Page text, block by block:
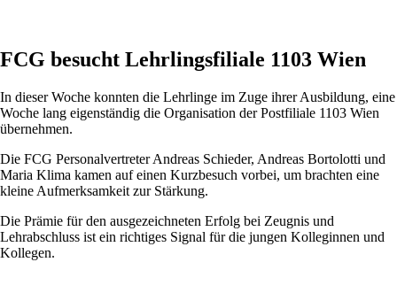
FCG besucht Lehrlingsfiliale 1103 Wien
In dieser Woche konnten die Lehrlinge im Zuge ihrer Ausbildung, eine
Woche lang eigenständig die Organisation der Postfiliale 1103 Wien
übernehmen.
Die FCG Personalvertreter Andreas Schieder, Andreas Bortolotti und
Maria Klima kamen auf einen Kurzbesuch vorbei, um brachten eine
kleine Aufmerksamkeit zur Stärkung.
Die Prämie für den ausgezeichneten Erfolg bei Zeugnis und
Lehrabschluss ist ein richtiges Signal für die jungen Kolleginnen und
Kollegen.